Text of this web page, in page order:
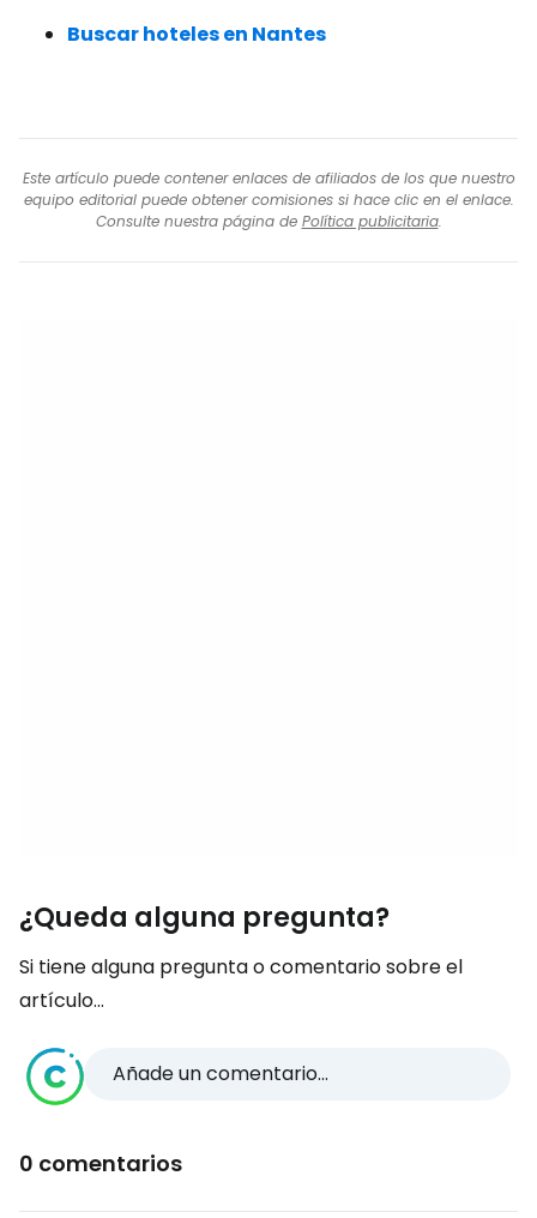
Buscar hoteles en Nantes
Este artículo puede contener enlaces de afiliados de los que nuestro
equipo editorial puede obtener comisiones si hace clic en el enlace.
Consulte nuestra página de Política publicitaria.
¿Queda alguna pregunta?
Si tiene alguna pregunta o comentario sobre el
artículo...
Añade un comentario...
0 comentarios